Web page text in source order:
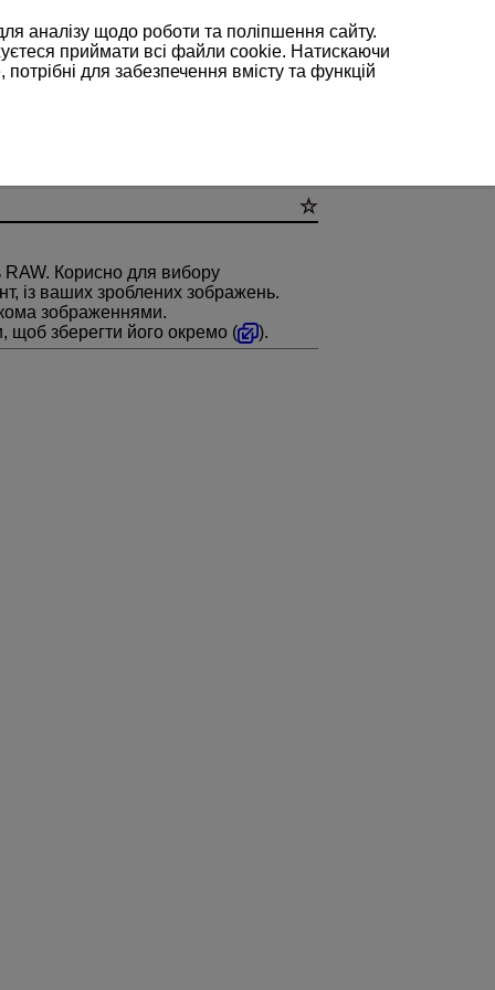
Корисно для вибору
із ваших зроблених зображень.
зображеннями.
щоб зберегти його окремо (
).
аналізу щодо роботи та поліпшення сайту.
приймати всі файли cookie. Натискаючи
для забезпечення вмісту та функцій